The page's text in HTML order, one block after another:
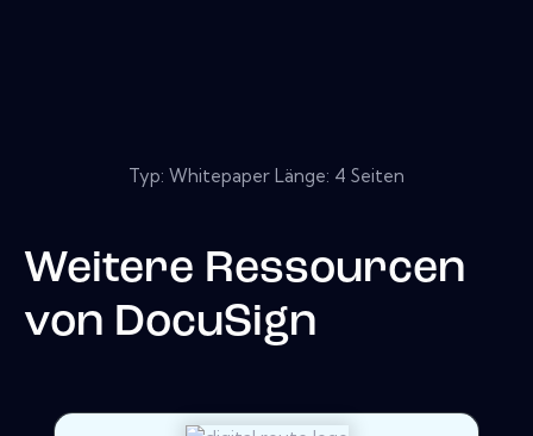
Typ: Whitepaper Länge: 4 Seiten
Weitere Ressourcen
von DocuSign